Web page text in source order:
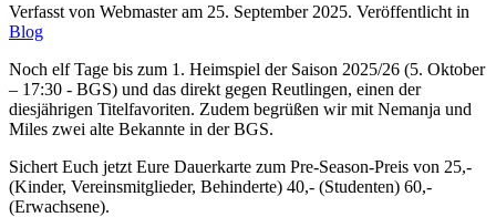
Verfasst von Webmaster am 25. September 2025. Veröffentlicht in
Blog
Noch elf Tage bis zum 1. Heimspiel der Saison 2025/26 (5. Oktober
– 17:30 - BGS) und das direkt gegen Reutlingen, einen der
diesjährigen Titelfavoriten. Zudem begrüßen wir mit Nemanja und
Miles zwei alte Bekannte in der BGS.
Sichert Euch jetzt Eure Dauerkarte zum Pre-Season-Preis von 25,-
(Kinder, Vereinsmitglieder, Behinderte) 40,- (Studenten) 60,-
(Erwachsene).